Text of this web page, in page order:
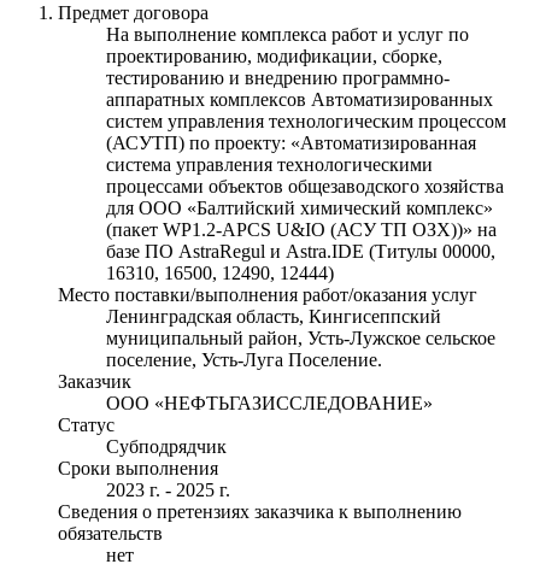
Предмет договора
На выполнение комплекса работ и услуг по
проектированию, модификации, сборке,
тестированию и внедрению программно-
аппаратных комплексов Автоматизированных
систем управления технологическим процессом
(АСУТП) по проекту: «Автоматизированная
система управления технологическими
процессами объектов общезаводского хозяйства
для ООО «Балтийский химический комплекс»
(пакет WP1.2-APCS U&IO (АСУ ТП ОЗХ))» на
базе ПО AstraRegul и Astra.IDE (Титулы 00000,
16310, 16500, 12490, 12444)
Место поставки/выполнения работ/оказания услуг
Ленинградская область, Кингисеппский
муниципальный район, Усть-Лужское сельское
поселение, Усть-Луга Поселение.
Заказчик
ООО «НЕФТЬГАЗИССЛЕДОВАНИЕ»
Статус
Субподрядчик
Сроки выполнения
2023 г. - 2025 г.
Сведения о претензиях заказчика к выполнению
обязательств
нет